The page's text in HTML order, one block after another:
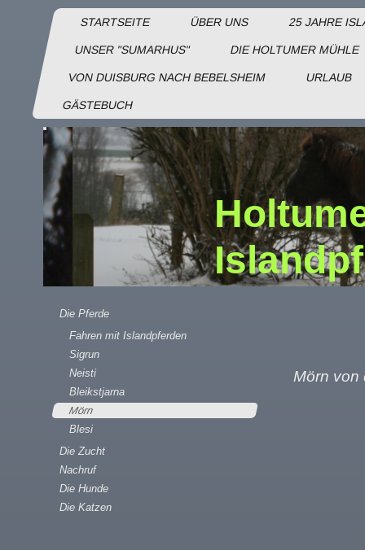
STARTSEITE ÜBER UNS 25 JAHRE
UNSER "SUMARHUS" DIE HOLTUMER MÜHLE
VON DUISBURG NACH BEBELSHEIM URLAUB
GÄSTEBUCH
Mörn von
Die Pferde
Fahren mit Islandpferden
Sigrun
Neisti
Bleikstjarna
Mörn
Blesi
Die Zucht
Nachruf
Die Hunde
Die Katzen